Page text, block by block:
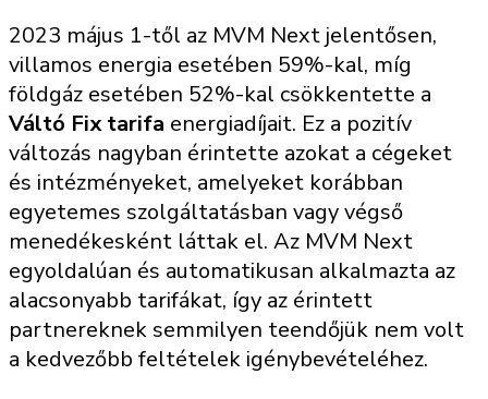
2023 május 1-től az MVM Next jelentősen,
villamos energia esetében 59%-kal, míg
földgáz esetében 52%-kal csökkentette a
Váltó Fix tarifa energiadíjait. Ez a pozitív
változás nagyban érintette azokat a cégeket
és intézményeket, amelyeket korábban
egyetemes szolgáltatásban vagy végső
menedékesként láttak el. Az MVM Next
egyoldalúan és automatikusan alkalmazta az
alacsonyabb tarifákat, így az érintett
partnereknek semmilyen teendőjük nem volt
a kedvezőbb feltételek igénybevételéhez.